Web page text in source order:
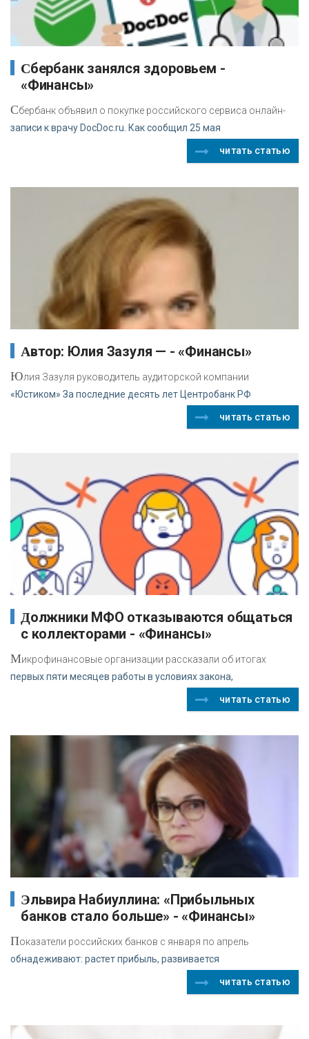
Сбербанк занялся здоровьем -
«Финансы»
Сбербанк объявил о покупке российского сервиса онлайн-
записи к врачу DocDoc.ru. Как сообщил 25 мая
читать статью
Автор: Юлия Зазуля — - «Финансы»
Юлия Зазуля руководитель аудиторской компании
«Юстиком» За последние десять лет Центробанк РФ
читать статью
Должники МФО отказываются общаться
с коллекторами - «Финансы»
Микрофинансовые организации рассказали об итогах
первых пяти месяцев работы в условиях закона,
читать статью
Эльвира Набиуллина: «Прибыльных
банков стало больше» - «Финансы»
Показатели российских банков с января по апрель
обнадеживают: растет прибыль, развивается
читать статью